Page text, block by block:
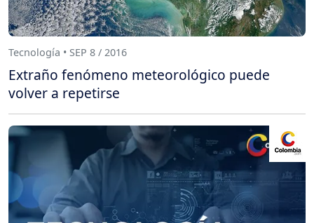
Tecnología • SEP 8 / 2016
Extraño fenómeno meteorológico puede
volver a repetirse